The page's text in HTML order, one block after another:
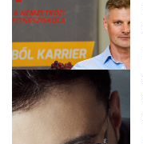
Energia